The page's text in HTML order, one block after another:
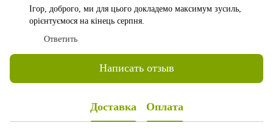
Ігор, доброго, ми для цього докладемо максимум зусиль,
орієнтуємося на кінець серпня.
Ответить
Написать отзыв
Доставка Оплата